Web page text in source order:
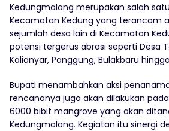
Kedungmalang merupakan salah
Kecamatan Kedung yang terancam
sejumlah desa lain di Kecamatan
potensi tergerus abrasi seperti Desa
Kalianyar, Panggung, Bulakbaru
Bupati menambahkan aksi
rencananya juga akan dilakukan
6000 bibit mangrove yang akan
Kedungmalang. Kegiatan itu sinergi